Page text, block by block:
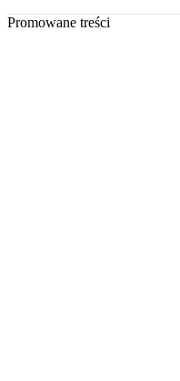
Promowane treści